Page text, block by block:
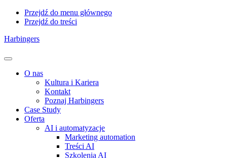
Przejdź do menu głównego
Przejdź do treści
Harbingers
Menu
O nas
Kultura i Kariera
Kontakt
Poznaj Harbingers
Case Study
Oferta
AI i automatyzacje
Marketing automation
Treści AI
Szkolenia AI